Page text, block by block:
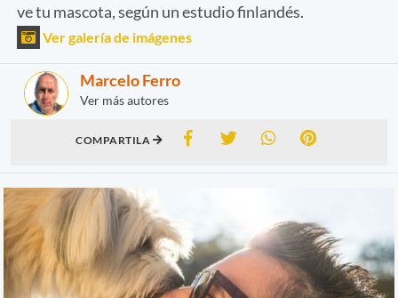
ve tu mascota, según un estudio finlandés.
Ver galería de imágenes
Marcelo Ferro
Ver más autores
COMPARTILA